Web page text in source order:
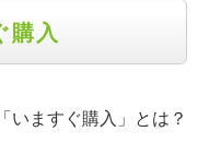
購入
「いますぐ購入」とは？